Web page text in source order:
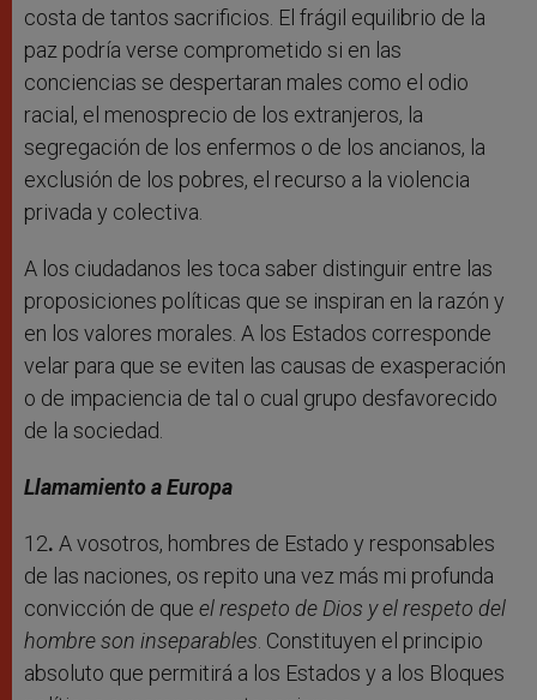
costa de tantos sacrificios. El frágil equilibrio de la
paz podría verse comprometido si en las
conciencias se despertaran males como el odio
racial, el menosprecio de los extranjeros, la
segregación de los enfermos o de los ancianos, la
exclusión de los pobres, el recurso a la violencia
privada y colectiva.
A los ciudadanos les toca saber distinguir entre las
proposiciones políticas que se inspiran en la razón y
en los valores morales. A los Estados corresponde
velar para que se eviten las causas de exasperación
o de impaciencia de tal o cual grupo desfavorecido
de la sociedad.
Llamamiento a Europa
12. A vosotros, hombres de Estado y responsables
de las naciones, os repito una vez más mi profunda
convicción de que el respeto de Dios y el respeto del
hombre son inseparables. Constituyen el principio
absoluto que permitirá a los Estados y a los Bloques